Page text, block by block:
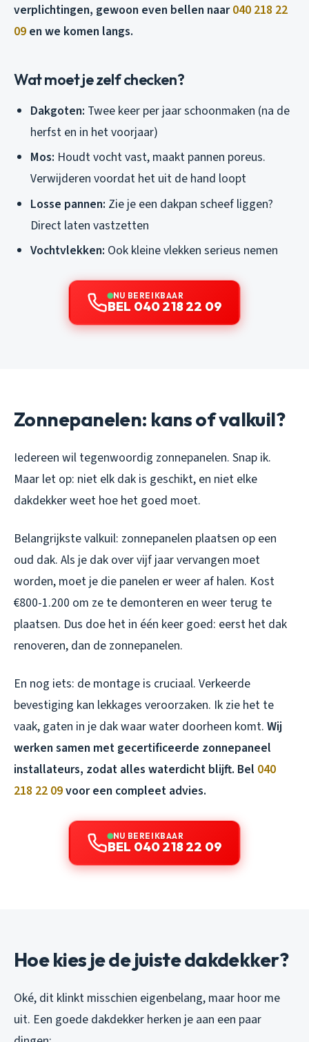
verplichtingen, gewoon even bellen naar040 218 22
09 en we komen langs.
Wat moet je zelf checken?
Dakgoten: Twee keer per jaar schoonmaken (na de
herfst en in het voorjaar)
Mos: Houdt vocht vast, maakt pannen poreus.
Verwijderen voordat het uit de hand loopt
Losse pannen: Zie je een dakpan scheef liggen?
Direct laten vastzetten
Vochtvlekken: Ook kleine vlekken serieus nemen
NU BEREIKBAAR
BEL 040 218 22 09
Zonnepanelen: kans of valkuil?
Iedereen wil tegenwoordig zonnepanelen. Snap ik.
Maar let op: niet elk dak is geschikt, en niet elke
dakdekker weet hoe het goed moet.
Belangrijkste valkuil: zonnepanelen plaatsen op een
oud dak. Als je dak over vijf jaar vervangen moet
worden, moet je die panelen er weer af halen. Kost
€800-1.200 om ze te demonteren en weer terug te
plaatsen. Dus doe het in één keer goed: eerst het dak
renoveren, dan de zonnepanelen.
En nog iets: de montage is cruciaal. Verkeerde
bevestiging kan lekkages veroorzaken. Ik zie het te
vaak, gaten in je dak waar water doorheen komt. Wij
werken samen met gecertificeerde zonnepaneel
installateurs, zodat alles waterdicht blijft. Bel 040
218 22 09voor een compleet advies.
NU BEREIKBAAR
BEL 040 218 22 09
Hoe kies je de juiste dakdekker?
Oké, dit klinkt misschien eigenbelang, maar hoor me
uit. Een goede dakdekker herken je aan een paar